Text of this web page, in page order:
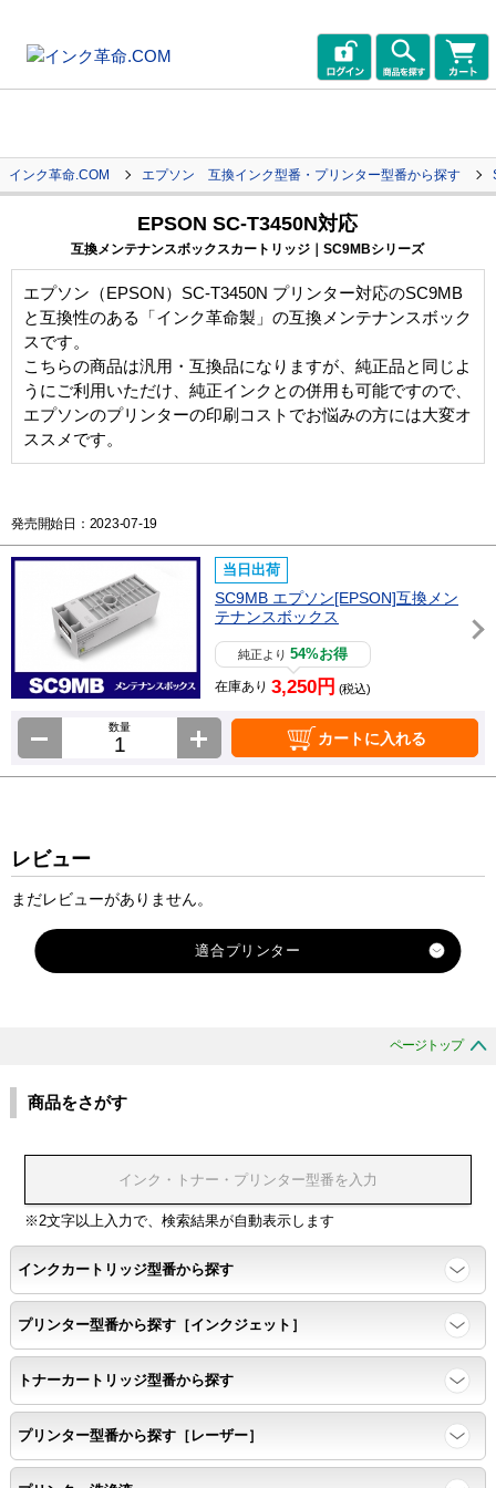
インク革命.COM エプソン 互換インク型番・プリンター型番から探す
EPSON SC-T3450N対応
互換メンテナンスボックスカートリッジ｜SC9MBシリーズ
エプソン（EPSON）SC-T3450N プリンター対応のSC9MB
と互換性のある「インク革命製」の互換メンテナンスボック
スです。
こちらの商品は汎用・互換品になりますが、純正品と同じよ
うにご利用いただけ、純正インクとの併用も可能ですので、
エプソンのプリンターの印刷コストでお悩みの方には大変オ
ススメです。
発売開始日：2023-07-19
当日出荷
SC9MB エプソン[EPSON]互換メン
テナンスボックス
純正より54%お得
在庫あり 3,250円 (税込)
数量
カートに入れる
レビュー
まだレビューがありません。
ページトップ
商品をさがす
※2文字以上入力で、検索結果が自動表示します
インクカートリッジ型番から探す
プリンター型番から探す［インクジェット］
トナーカートリッジ型番から探す
プリンター型番から探す［レーザー］